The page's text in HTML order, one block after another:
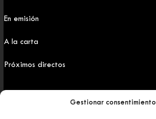
Gestionar consentimiento
En emisión
A la carta
Próximos directos